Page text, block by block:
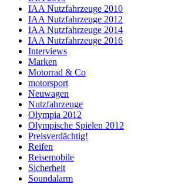
IAA Nutzfahrzeuge 2010
IAA Nutzfahrzeuge 2012
IAA Nutzfahrzeuge 2014
IAA Nutzfahrzeuge 2016
Interviews
Marken
Motorrad & Co
motorsport
Neuwagen
Nutzfahrzeuge
Olympia 2012
Olympische Spielen 2012
Preisverdächtig!
Reifen
Reisemobile
Sicherheit
Soundalarm